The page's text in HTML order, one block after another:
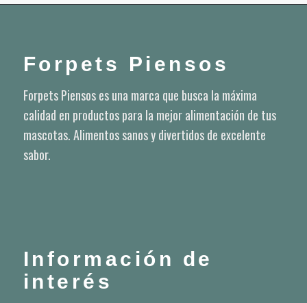
Forpets Piensos
Forpets Piensos es una marca que busca la máxima
calidad en productos para la mejor alimentación de tus
mascotas. Alimentos sanos y divertidos de excelente
sabor.
Información de
interés